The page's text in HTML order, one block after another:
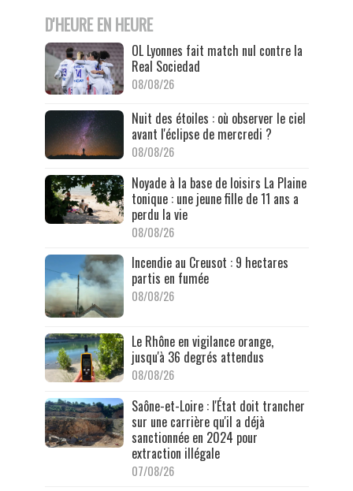
D'HEURE EN HEURE
OL Lyonnes fait match nul contre la
Real Sociedad
08/08/26
Nuit des étoiles : où observer le ciel
avant l'éclipse de mercredi ?
08/08/26
Noyade à la base de loisirs La Plaine
tonique : une jeune fille de 11 ans a
perdu la vie
08/08/26
Incendie au Creusot : 9 hectares
partis en fumée
08/08/26
Le Rhône en vigilance orange,
jusqu'à 36 degrés attendus
08/08/26
Saône-et-Loire : l'État doit trancher
sur une carrière qu'il a déjà
sanctionnée en 2024 pour
extraction illégale
07/08/26